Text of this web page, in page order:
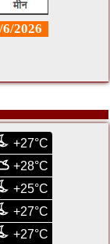
+27°C
+28°C
+25°C
+27°C
+27°C